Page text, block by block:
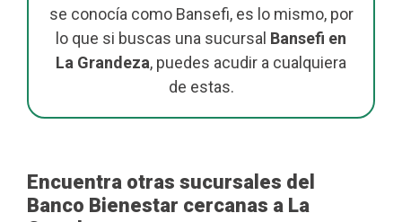
se conocía como Bansefi, es lo mismo, por
lo que si buscas una sucursal Bansefi en
La Grandeza, puedes acudir a cualquiera
de estas.
Encuentra otras sucursales del
Banco Bienestar cercanas a La